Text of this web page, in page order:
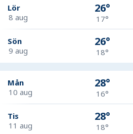
Lör
8 aug
26°
17°
Sön
9 aug
26°
18°
Mån
10 aug
28°
16°
Tis
11 aug
28°
18°